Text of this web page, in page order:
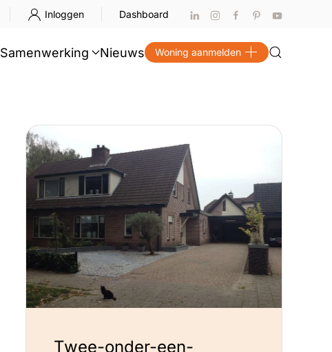
Inloggen Dashboard
Samenwerking Nieuws Woning aanmelden
Twee-onder-een-